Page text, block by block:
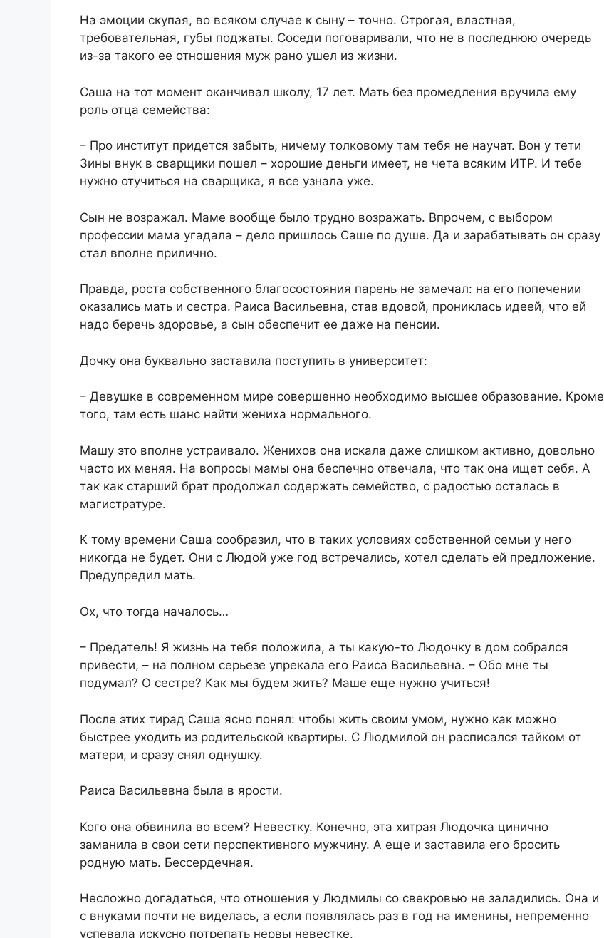
​На эмоции скупая, во всяком случае к сыну – точно. Строгая, властная,
требовательная, губы поджаты. Соседи поговаривали, что не в последнюю очередь
из-за такого ее отношения муж рано ушел из жизни.​​
​​Саша на тот момент оканчивал школу, 17 лет. Мать без промедления вручила ему
роль отца семейства:​
​– Про институт придется забыть, ничему толковому там тебя не научат. Вон у тети
Зины внук в сварщики пошел – хорошие деньги имеет, не чета всяким ИТР. И тебе
нужно отучиться на сварщика, я все узнала уже.​
​Сын не возражал. Маме вообще было трудно возражать. Впрочем, с выбором
профессии мама угадала – дело пришлось Саше по душе. Да и зарабатывать он сразу
стал вполне прилично.​
​Правда, роста собственного благосостояния парень не замечал: на его попечении
оказались мать и сестра. Раиса Васильевна, став вдовой, прониклась идеей, что ей
надо беречь здоровье, а сын обеспечит ее даже на пенсии.​
​Дочку она буквально заставила поступить в университет:​
​– Девушке в современном мире совершенно необходимо высшее образование. Кроме
того, там есть шанс найти жениха нормального.​
​Машу это вполне устраивало. Женихов она искала даже слишком активно, довольно
часто их меняя. На вопросы мамы она беспечно отвечала, что так она ищет себя. А
так как старший брат продолжал содержать семейство, с радостью осталась в
магистратуре.​
​К тому времени Саша сообразил, что в таких условиях собственной семьи у него
никогда не будет. Они с Людой уже год встречались, хотел сделать ей предложение.
Предупредил мать.​
​Ох, что тогда началось…​
​– Предатель! Я жизнь на тебя положила, а ты какую-то Людочку в дом собрался
привести, – на полном серьезе упрекала его Раиса Васильевна. – Обо мне ты
подумал? О сестре? Как мы будем жить? Маше еще нужно учиться!​
​После этих тирад Саша ясно понял: чтобы жить своим умом, нужно как можно
быстрее уходить из родительской квартиры. С Людмилой он расписался тайком от
матери, и сразу снял однушку.​
​Раиса Васильевна была в ярости.​
​Кого она обвинила во всем? Невестку. Конечно, эта хитрая Людочка цинично
заманила в свои сети перспективного мужчину. А еще и заставила его бросить
родную мать. Бессердечная.​
​Несложно догадаться, что отношения у Людмилы со свекровью не заладились. Она и
с внуками почти не виделась, а если появлялась раз в год на именины, непременно
успевала искусно потрепать нервы невестке.​